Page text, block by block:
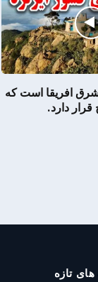
افریقا است که
دارد.
تازه